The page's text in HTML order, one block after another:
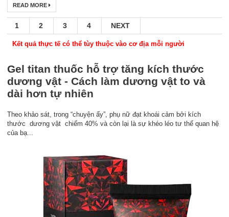
READ MORE
1 2 3 4 NEXT
Kết quả thực tế có thể tùy thuộc vào cơ địa mỗi người
Gel titan thuốc hỗ trợ tăng kích thước
dương vật - Cách làm dương vật to và
dài hơn tự nhiên
Theo khảo sát, trong “chuyện ấy”, phụ nữ đạt khoái cảm bởi kích
thước dương vật chiếm 40% và còn lại là sự khéo léo tư thế quan hệ
của bạ...